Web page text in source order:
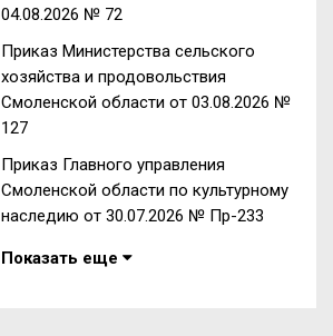
04.08.2026 № 72
Приказ Министерства сельского
хозяйства и продовольствия
Смоленской области от 03.08.2026 №
127
Приказ Главного управления
Смоленской области по культурному
наследию от 30.07.2026 № Пр-233
Показать еще